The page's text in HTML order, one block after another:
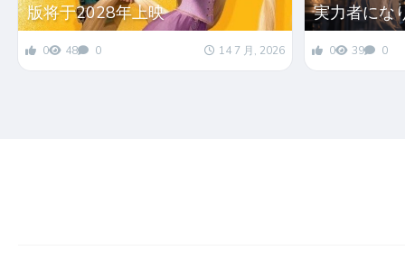
版将于2028年上映
0 48 0 14 7 月, 2026
実力者にな
0 39 0